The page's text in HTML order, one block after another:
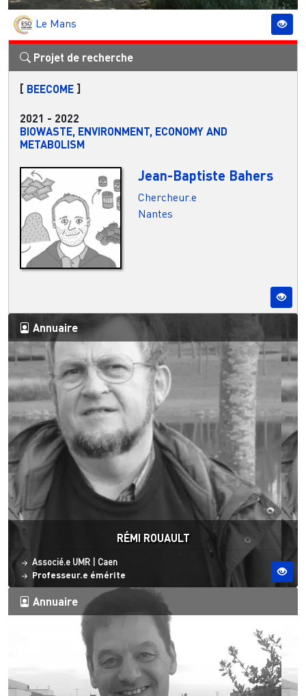
Le Mans
Projet de recherche
[ BEECOME ]
2021 - 2022
BIOWASTE, ENVIRONMENT, ECONOMY AND
METABOLISM
Jean-Baptiste Bahers
Chercheur.e
Nantes
Annuaire
RÉMI ROUAULT
Statut
Associé.e UMR Site ESO
Caen
Professeur.e émérite
Annuaire